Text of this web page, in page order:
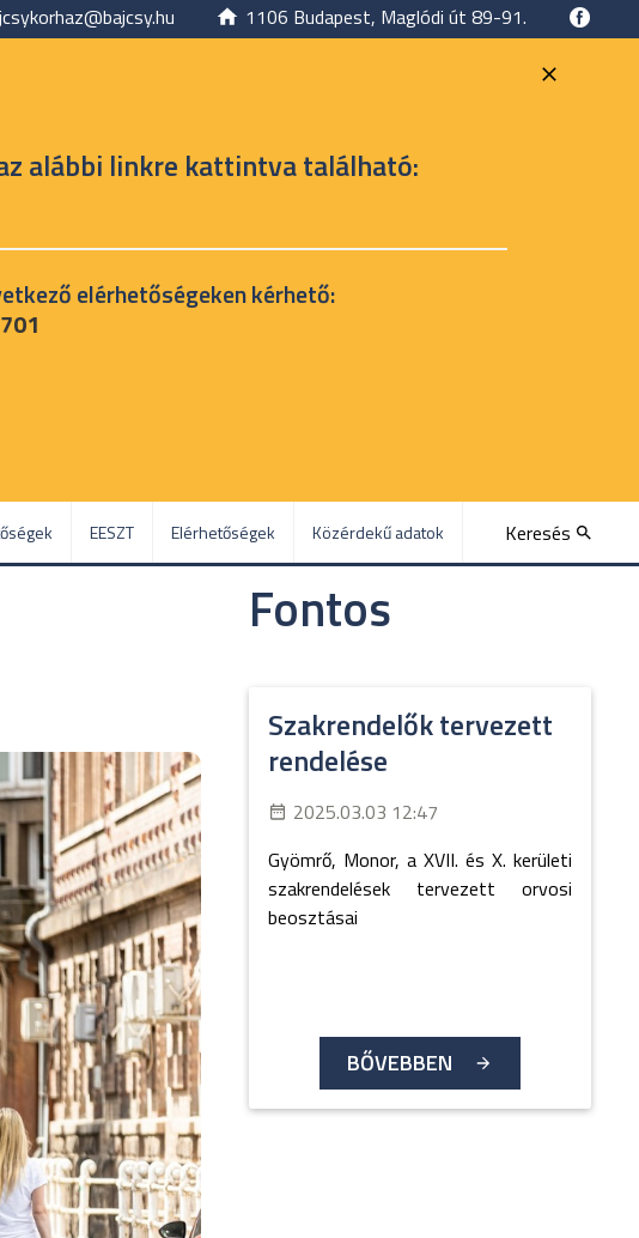
1106 Budapest, Maglódi út 89-91.
alábbi linkre kattintva található:
elérhetőségeken kérhető:
EESZT Elérhetőségek Közérdekű adatok Keresés
Fontos
Szakrendelők tervezett
rendelése
2025.03.03 12:47
Gyömrő, Monor, a XVII. és X. kerületi
szakrendelések tervezett orvosi
beosztásai
BŐVEBBEN